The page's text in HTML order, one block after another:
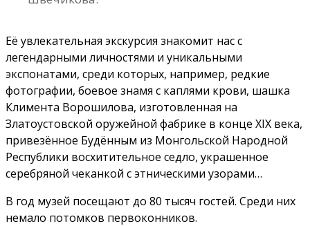
Её увлекательная экскурсия знакомит нас с
легендарными личностями и уникальными
экспонатами, среди которых, например, редкие
фотографии, боевое знамя с каплями крови, шашка
Климента Ворошилова, изготовленная на
Златоустовской оружейной фабрике в конце XIX века,
привезённое Будённым из Монгольской Народной
Республики восхитительное седло, украшенное
серебряной чеканкой с этническими узорами…
В год музей посещают до 80 тысяч гостей. Среди них
немало потомков первоконников.